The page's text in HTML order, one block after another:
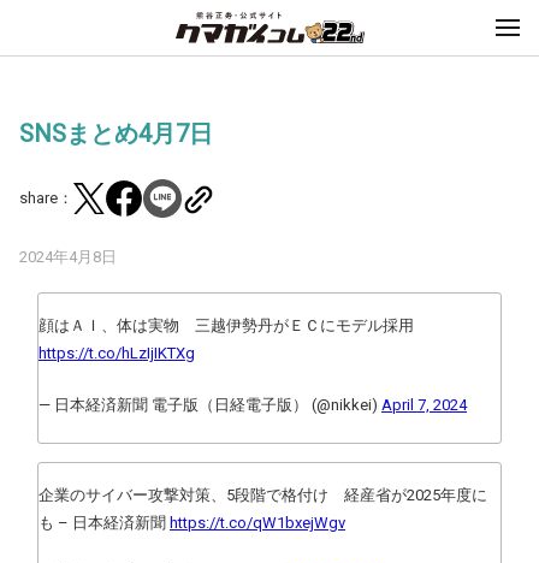
SNSまとめ4月7日
share：
2024年4月8日
顔はＡＩ、体は実物 三越伊勢丹がＥＣにモデル採用
https://t.co/hLzIjIKTXg
— 日本経済新聞 電子版（日経電子版） (@nikkei) April 7, 2024
企業のサイバー攻撃対策、5段階で格付け 経産省が2025年度に
も – 日本経済新聞 https://t.co/qW1bxejWgv